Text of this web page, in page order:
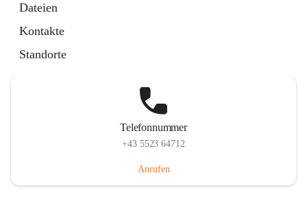
Dateien
Kontakte
Standorte
Telefonnummer
+43 5523 64712
Anrufen